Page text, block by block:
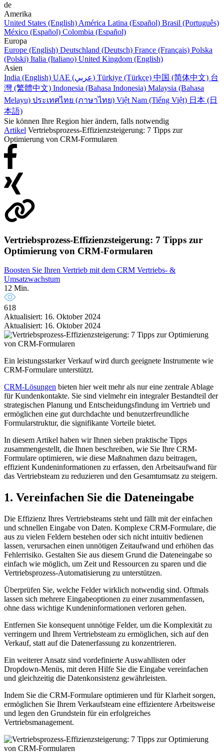
de
Amerika
United States (English) América Latina (Español) Brasil (Português)
México (Español) Colombia (Español)
Europa
Europe (English) Deutschland (Deutsch) France (Français) Polska
(Polski) Italia (Italiano) United Kingdom (English)
Asien
India (English)
UAE (عربي) Türkiye (Türkçe) 中国 (简体中文) 台
灣 (繁體中文) Indonesia (Bahasa Indonesia) Malaysia (Bahasa
Melayu) ประเทศไทย (ภาษาไทย) Việt Nam (Tiếng Việt) 日本 (日
本語)
Sie können Ihre Region hier ändern, falls notwendig
Artikel Vertriebsprozess-Effizienzsteigerung: 7 Tipps zur
Optimierung von CRM-Formularen
Vertriebsprozess-Effizienzsteigerung: 7 Tipps zur
Optimierung von CRM-Formularen
Boosten Sie Ihren Vertrieb mit dem CRM Vertriebs- &
Umsatzwachstum
12 Min.
618
Aktualisiert: 16. Oktober 2024
Aktualisiert: 16. Oktober 2024
Ein leistungsstarker Verkauf wird durch geeignete Instrumente wie
CRM-Formulare unterstützt.
CRM-Lösungen bieten hier weit mehr als nur eine zentrale Ablage
für Kundenkontakte. Sie sind vielmehr ein integraler Bestandteil der
strategischen Planung und Entscheidungsfindung im Vertrieb und
ermöglichen eine gut durchdachte und benutzerfreundliche
Formularstruktur, die signifikante Vorteile bietet.
In diesem Artikel haben wir Ihnen sieben praktische Tipps
zusammengestellt, die Ihnen beschreiben, wie Sie Ihre CRM-
Formulare optimieren, wie diese Maßnahmen dazu beitragen,
effizient Kundeninformationen zu erfassen, den Arbeitsaufwand für
das Vertriebsteam zu reduzieren und den Gesamtumsatz zu steigern.
1. Vereinfachen Sie die Dateneingabe
Die Effizienz Ihres Vertriebsteams steht und fällt mit der einfachen
und schnellen Eingabe von Daten. Komplexe CRM-Formulare, die
aus zu vielen Feldern bestehen oder sich nicht intuitiv bedienen
lassen, verursachen einen unnötigen Zeitaufwand und erhöhen das
Fehlerrisiko. Gestalten Sie aus diesem Grund die Dateneingabe so
einfach wie möglich, um Zeit und Ressourcen zu sparen und die
Vertriebsprozess-Automatisierung zu unterstützen.
Überprüfen Sie, welche Felder wirklich notwendig sind. Oftmals
lassen sich mehrere Eingabeoptionen zu einer zusammenfassen,
ohne dass wichtige Kundeninformationen verloren gehen.
Entfernen Sie konsequent unnötige Felder, um die Komplexität zu
verringern und Ihrem Vertriebsteam zu ermöglichen, sich auf den
Verkauf, statt auf die Datenerfassung zu konzentrieren.
Ein weiterer Ansatz sind vordefinierte Auswahllisten oder
Dropdown-Menüs, mit deren Hilfe Sie die Eingabe vereinfachen
und gleichzeitig die Datenkonsistenz gewährleisten.
Indem Sie die CRM-Formulare optimieren und für Klarheit sorgen,
ermöglichen Sie Ihrem Verkaufsteam eine effizientere Arbeitsweise
und legen den Grundstein für ein erfolgreiches
Vertriebsmanagement.